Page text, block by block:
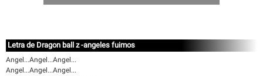
Letra de Dragon ball z -angeles fuimos
Angel...Angel...Angel...
Angel...Angel...Angel...